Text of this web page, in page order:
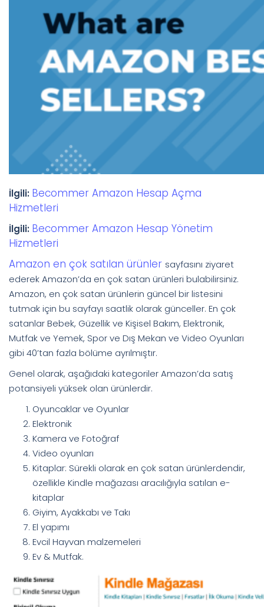
İlgili: Becommer Amazon Hesap Açma
Hizmetleri
İlgili: Becommer Amazon Hesap Yönetim
Hizmetleri
Amazon en çok satılan ürünler sayfasını ziyaret
ederek Amazon’da en çok satan ürünleri bulabilirsiniz.
Amazon, en çok satan ürünlerin güncel bir listesini
tutmak için bu sayfayı saatlik olarak günceller. En çok
satanlar Bebek, Güzellik ve Kişisel Bakım, Elektronik,
Mutfak ve Yemek, Spor ve Dış Mekan ve Video Oyunları
gibi 40’tan fazla bölüme ayrılmıştır.
Genel olarak, aşağıdaki kategoriler Amazon’da satış
potansiyeli yüksek olan ürünlerdir.
Oyuncaklar ve Oyunlar
Elektronik
Kamera ve Fotoğraf
Video oyunları
Kitaplar: Sürekli olarak en çok satan ürünlerdendir,
özellikle Kindle mağazası aracılığıyla satılan e-
kitaplar
Giyim, Ayakkabı ve Takı
El yapımı
Evcil Hayvan malzemeleri
Ev & Mutfak.